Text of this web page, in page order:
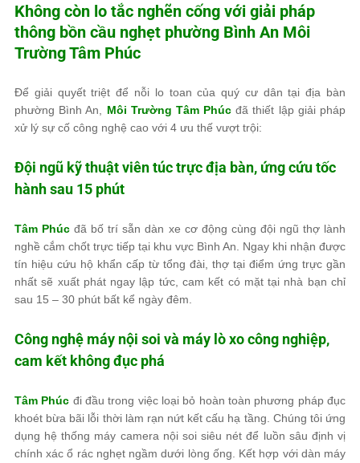
Không còn lo tắc nghẽn cống với giải pháp
thông bồn cầu nghẹt phường Bình An Môi
Trường Tâm Phúc
Để giải quyết triệt để nỗi lo toan của quý cư dân tại địa bàn
phường Bình An, Môi Trường Tâm Phúc đã thiết lập giải pháp
xử lý sự cố công nghệ cao với 4 ưu thế vượt trội:
Đội ngũ kỹ thuật viên túc trực địa bàn, ứng cứu tốc
hành sau 15 phút
Tâm Phúc đã bố trí sẵn dàn xe cơ động cùng đội ngũ thợ lành
nghề cắm chốt trực tiếp tại khu vực Bình An. Ngay khi nhận được
tín hiệu cứu hộ khẩn cấp từ tổng đài, thợ tại điểm ứng trực gần
nhất sẽ xuất phát ngay lập tức, cam kết có mặt tại nhà bạn chỉ
sau 15 – 30 phút bất kể ngày đêm.
Công nghệ máy nội soi và máy lò xo công nghiệp,
cam kết không đục phá
Tâm Phúc đi đầu trong việc loại bỏ hoàn toàn phương pháp đục
khoét bừa bãi lỗi thời làm rạn nứt kết cấu hạ tầng. Chúng tôi ứng
dụng hệ thống máy camera nội soi siêu nét để luồn sâu định vị
chính xác ổ rác nghẹt ngầm dưới lòng ống. Kết hợp với dàn máy